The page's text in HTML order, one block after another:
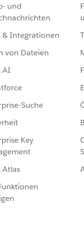
und
& Integrationen
von Dateien
AI
Suche
Key
Atlas